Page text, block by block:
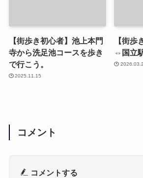
【街歩き初心者】池上本門
寺から洗足池コースを歩き
で行こう。
2025.11.15
【街歩
⇔国立
コメント
コメントする